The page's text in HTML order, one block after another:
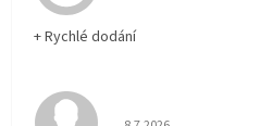
+ Rychlé dodání
Hodnocení obchodu je